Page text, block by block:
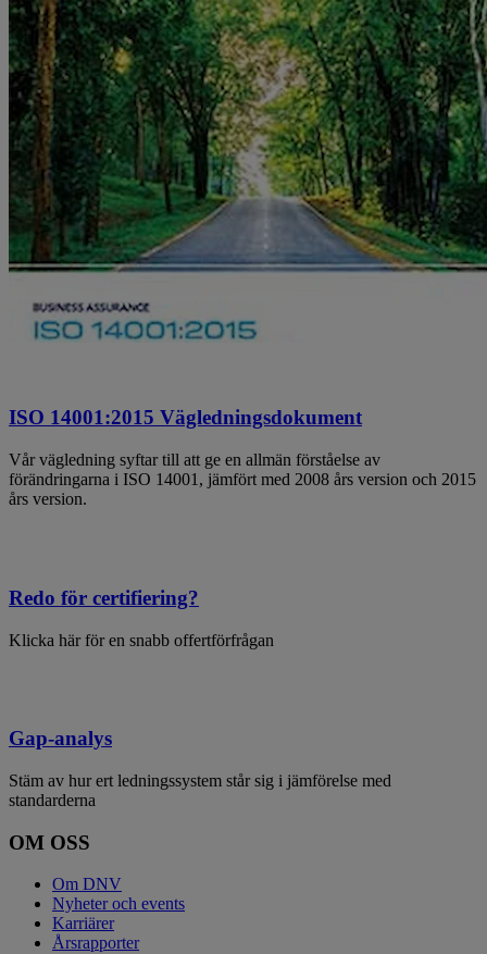
ISO 14001:2015 Vägledningsdokument
Vår vägledning syftar till att ge en allmän förståelse av
förändringarna i ISO 14001, jämfört med 2008 års version och 2015
års version.
Redo för certifiering?
Klicka här för en snabb offertförfrågan
Gap-analys
Stäm av hur ert ledningssystem står sig i jämförelse med
standarderna
OM OSS
Om DNV
Nyheter och events
Karriärer
Årsrapporter